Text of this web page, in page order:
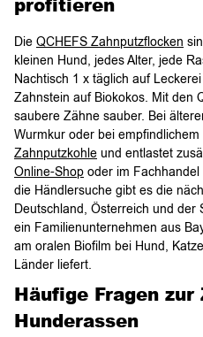
Die QCHEFS Zahnputzflocken
kleinen Hund, jedes Alter, jede
Nachtisch 1 x täglich auf
Zahnstein auf Biokokos. Mit den
saubere Zähne sauber. Bei
Wurmkur oder bei
Zahnputzkohle und entlastet
Online-Shop oder im
die Händlersuche gibt es die
Deutschland, Österreich und der
ein Familienunternehmen aus
am oralen Biofilm bei Hund,
Länder liefert.
Häufige Fragen
Hunderassen